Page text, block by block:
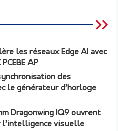
les réseaux Edge AI avec
AP
des
le générateur d’horloge
Dragonwing IQ9 ouvrent
l’intelligence visuelle